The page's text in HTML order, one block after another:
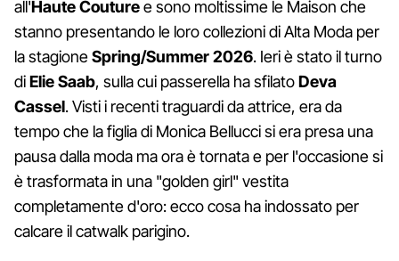
all'Haute Couturee sono moltissime le Maison che
stanno presentando le loro collezioni di Alta Moda per
la stagioneSpring/Summer 2026. Ieri è stato il turno
diElie Saab, sulla cui passerella ha sfilatoDeva
Cassel. Visti i recenti traguardi da attrice, era da
tempo che la figlia di Monica Bellucci si era presa una
pausa dalla moda ma ora è tornata e per l'occasione si
è trasformata in una "golden girl" vestita
completamente d'oro: ecco cosa ha indossato per
calcare il catwalk parigino.